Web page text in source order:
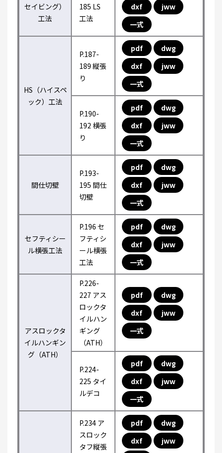
セイビング）
工法
185 LS
工法
dxf
jww
一式
HS（ハイスペ
ック）工法
P.187-
189 縦張
り
pdf
dwg
dxf
jww
一式
P.190-
192 横張
り
pdf
dwg
dxf
jww
一式
間仕切壁
P.193-
195 間仕
切壁
pdf
dwg
dxf
jww
一式
セフティシー
ル横張工法
P.196 セ
フティシ
ール横張
工法
pdf
dwg
dxf
jww
一式
アスロックタ
イルハンギン
グ（ATH）
P.226-
227 アス
ロックタ
イルハン
ギング
（ATH）
pdf
dwg
dxf
jww
一式
P.224-
225 タイ
ルデコ
pdf
dwg
dxf
jww
一式
P.234 ア
スロック
タフ縦張
pdf
dwg
dxf
jww